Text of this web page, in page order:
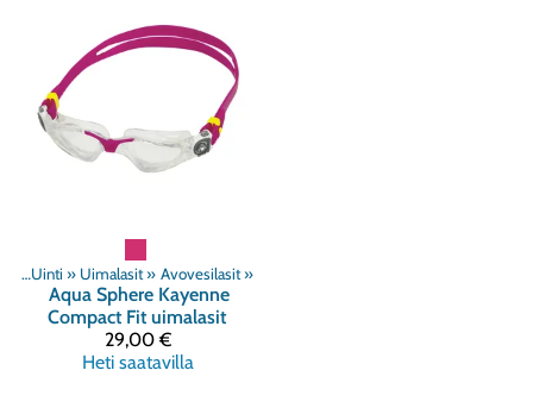
‪»Uinti ‪» Uimalasit‪» Avovesilasit ‪»
Aqua Sphere Kayenne
Compact Fit uimalasit
29,00 €
Heti saatavilla